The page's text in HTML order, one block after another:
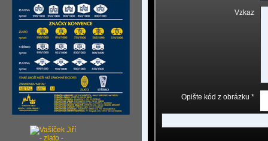
Vzkaz
Opište kód z obrázku *